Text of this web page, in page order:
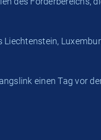
einen Tag vor